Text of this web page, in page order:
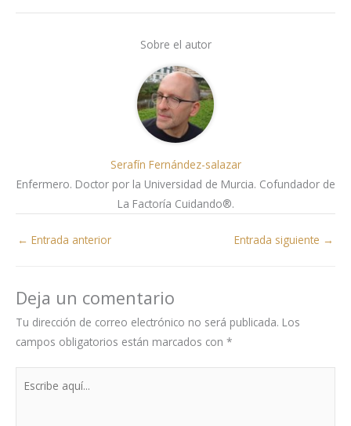
Sobre el autor
Serafín Fernández-salazar
Enfermero. Doctor por la Universidad de Murcia. Cofundador de
La Factoría Cuidando®.
← Entrada anterior Entrada siguiente →
Deja un comentario
Tu dirección de correo electrónico no será publicada. Los
campos obligatorios están marcados con *